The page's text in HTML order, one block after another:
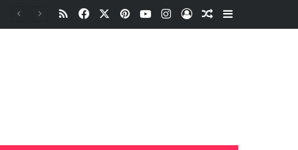
RSSFacebookPinterestYouTubeInstagramOturum aç
Rastgele Makale
Kenar